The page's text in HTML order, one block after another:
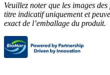
Veuillez noter que les images
titre indicatif uniquement et
exact de l’emballage du produit.